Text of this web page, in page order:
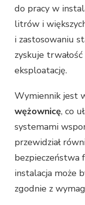
do pracy w
litrów i
i zastosowaniu
zyskuje
eksploatację.
Wymiennik jest
wężownicę, co
systemami
przewidział
bezpieczeństwa
instalacja może
zgodnie z